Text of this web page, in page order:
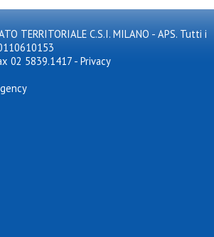
TERRITORIALE C.S.I. MILANO - APS. Tutti i
02 5839.1417 - Privacy